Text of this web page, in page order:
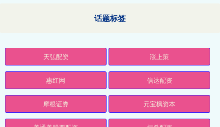
话题标签
天弘配资 涨上策
惠红网 信达配资
摩根证券 元宝枫资本